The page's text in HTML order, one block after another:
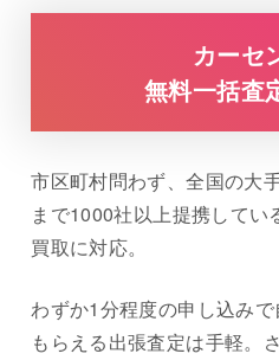
カーセ
無料一括査
市区町村問わず、全国の大
まで1000社以上提携してい
買取に対応。
わずか1分程度の申し込み
もらえる出張査定は手軽。